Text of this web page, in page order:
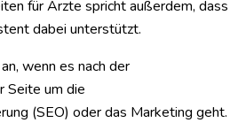
für Ärzte spricht außerdem, dass
dabei unterstützt.
wenn es nach der
Seite um die
(SEO) oder das Marketing geht.